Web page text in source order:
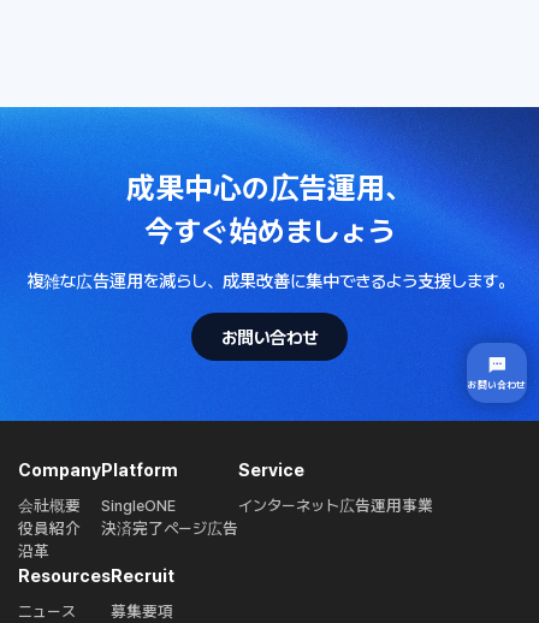
成果中心の広告運用、
今すぐ始めましょう
複雑な広告運用を減らし、 成果改善に集中できるよう支援します。
お問い合わせ
お問い合わせ
Company
会社概要
役員紹介
沿革
Platform
SingleONE
決済完了ページ広告
Service
インターネット広告運用事業
Resources
ニュース
Recruit
募集要項